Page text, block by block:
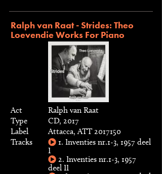
Ralph van Raat - Strides: Theo
Loevendie Works For Piano
Act
Ralph van Raat
Type
CD, 2017
Label
Attacca, ATT 2017150
Tracks
1. Inventies nr.1-3, 1957 deel
I
2. Inventies nr.1-3, 1957
deel II